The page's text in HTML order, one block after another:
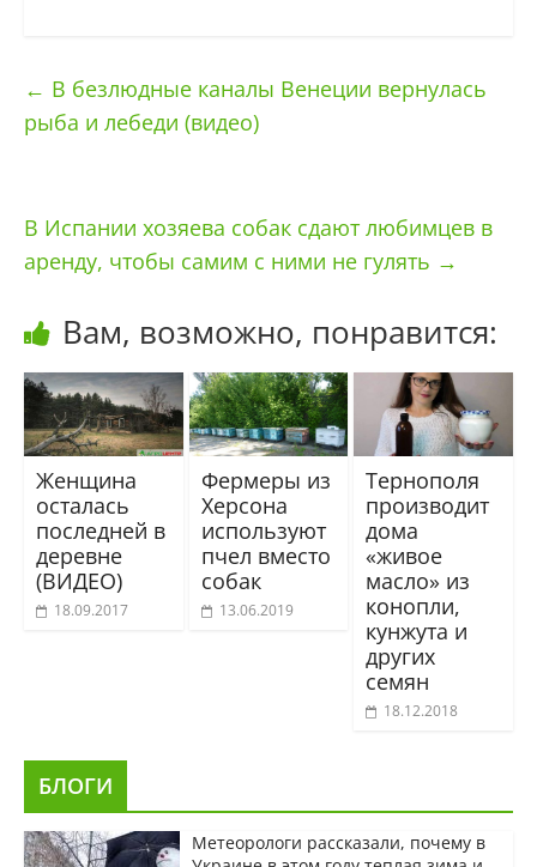
← В безлюдные каналы Венеции вернулась
рыба и лебеди (видео)
В Испании хозяева собак сдают любимцев в
аренду, чтобы самим с ними не гулять →
Вам, возможно, понравится:
Женщина
осталась
последней в
деревне
(ВИДЕО)
18.09.2017
Фермеры из
Херсона
используют
пчел вместо
собак
13.06.2019
Тернополя
производит
дома
«живое
масло» из
конопли,
кунжута и
других
семян
18.12.2018
БЛОГИ
Метеорологи рассказали, почему в